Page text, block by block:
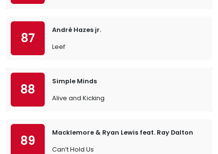
87
André Hazes jr.
Leef
88
Simple Minds
Alive and Kicking
89
Macklemore & Ryan Lewis feat. Ray Dalton
Can’t Hold Us